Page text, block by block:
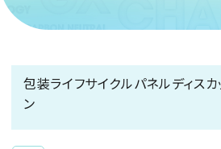
包装ライフサイクルパネルディスカ
ン